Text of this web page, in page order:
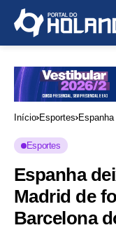
Início Esportes
Esportes
Espanha
Madrid de
Barcelona